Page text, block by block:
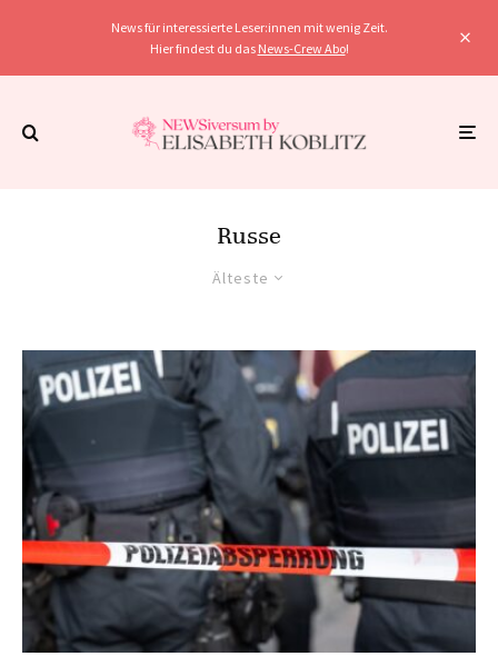
News für interessierte Leser:innen mit wenig Zeit.
Hier findest du das News-Crew Abo!
Russe
Älteste